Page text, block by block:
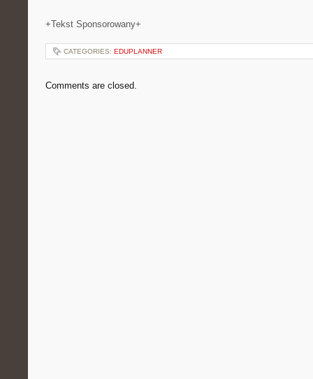
+Tekst Sponsorowany+
CATEGORIES: EDUPLANNER
Comments are closed.